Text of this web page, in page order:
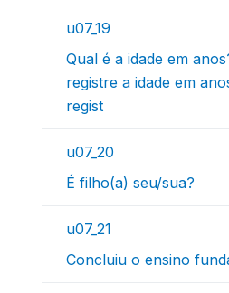
u07_19
Qual é a idade em
registre a idade em
regist
u07_20
É filho(a) seu/sua?
u07_21
Concluiu o ensino